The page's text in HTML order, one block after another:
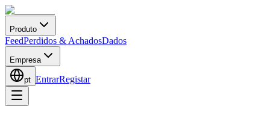
Produto
FeedPerdidos & AchadosDados
Empresa
pt EntrarRegistar